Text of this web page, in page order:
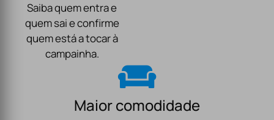
Saiba quem entra e
quem sai e confirme
quem está a tocar à
campainha.
Maior comodidade